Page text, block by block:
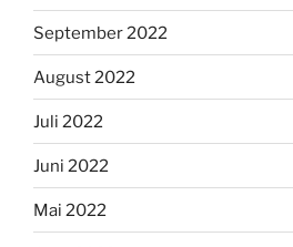
September 2022
August 2022
Juli 2022
Juni 2022
Mai 2022